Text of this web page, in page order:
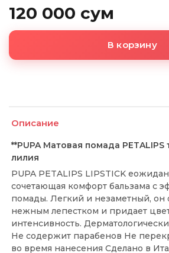
120 000 сум
В корзину
Описание
**PUPA Матовая помада
лилия
PUPA PETALIPS LIPSTICK
сочетающая комфорт бальзама с
помады. Легкий и незаметный, он
нежным лепестком и придает
интенсивность.
Не содержит парабенов Не
во время нанесения Сделано в